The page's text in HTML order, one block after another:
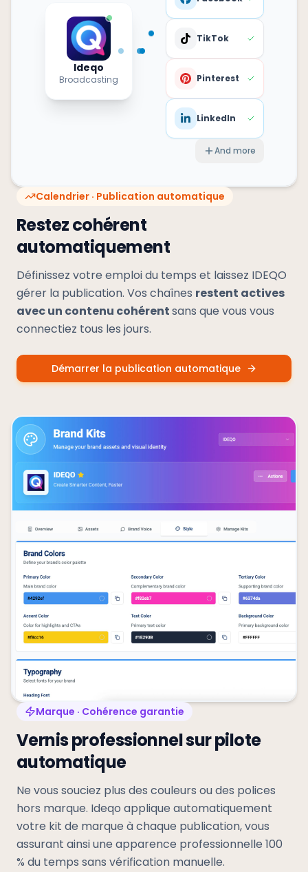
Ideqo
Broadcasting
TikTok
Pinterest
LinkedIn
And more
Calendrier · Publication automatique
Restez cohérent
automatiquement
Définissez votre emploi du temps et laissez IDEQO
gérer la publication. Vos chaînes restent actives
avec un contenu cohérentsans que vous vous
connectiez tous les jours.
Démarrer la publication automatique
Marque · Cohérence garantie
Vernis professionnel sur pilote
automatique
Ne vous souciez plus des couleurs ou des polices
hors marque. Ideqo applique automatiquement
votre kit de marque à chaque publication, vous
assurant ainsi une apparence professionnelle 100
% du temps sans vérification manuelle.